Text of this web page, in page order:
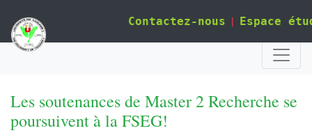
Contactez-nous | Espace
Les soutenances de Master 2 Recherche se
poursuivent à la FSEG!